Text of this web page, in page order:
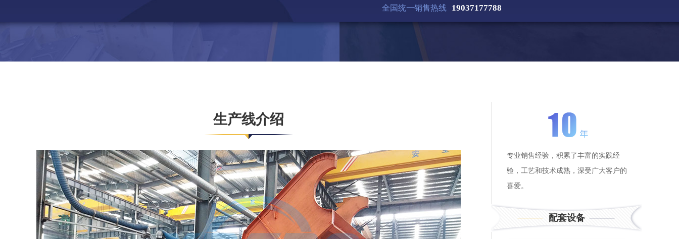
全国统一销售热线 19037177788
生产线介绍
专业销售经验，积累了丰富的实践经
验，工艺和技术成熟，深受广大客户的
喜爱。
配套设备